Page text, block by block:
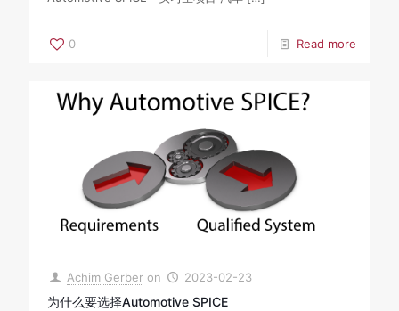
0 Read more
Achim Gerber on 2023-02-23
为什么要选择Automotive SPICE